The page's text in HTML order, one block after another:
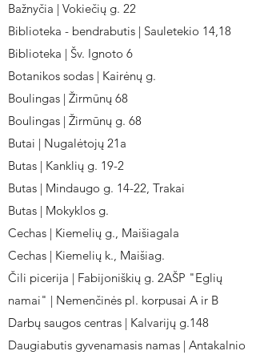
Bažnyčia | Vokiečių g. 22
Biblioteka - bendrabutis | Sauletekio 14,18
Biblioteka | Šv. Ignoto 6
Botanikos sodas | Kairėnų g.
Boulingas | Žirmūnų 68
Boulingas | Žirmūnų g. 68
Butai | Nugalėtojų 21a
Butas | Kanklių g. 19-2
Butas | Mindaugo g. 14-22, Trakai
Butas | Mokyklos g.
Cechas | Kiemelių g., Maišiagala
Cechas | Kiemelių k., Maišiag.
Čili picerija | Fabijoniškių g. 2AŠP "Eglių
namai" | Nemenčinės pl. korpusai A ir B
Darbų saugos centras | Kalvarijų g.148
Daugiabutis gyvenamasis namas | Antakalnio